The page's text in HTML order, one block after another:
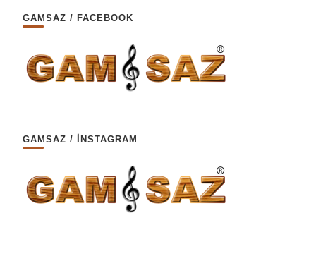
GAMSAZ / FACEBOOK
GAMSAZ / İNSTAGRAM